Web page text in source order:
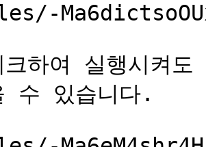
크하여 실행시켜
수 있습니다.